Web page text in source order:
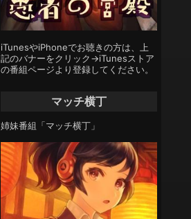
iTunesやiPhoneでお聴きの方は、上
記のバナーをクリック→iTunesストア
の番組ページより登録してください。
マッチ横丁
姉妹番組「マッチ横丁」